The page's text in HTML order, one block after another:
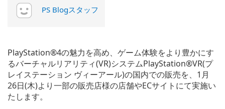
PS Blogスタッフ
PlayStation®4の魅力を高め、ゲーム体験をより豊かにす
るバーチャルリアリティ(VR)システムPlayStation®VR(プ
レイステーション ヴィーアール)の国内での販売を、1月
26日(木)より一部の販売店様の店舗やECサイトにて実施い
たします。